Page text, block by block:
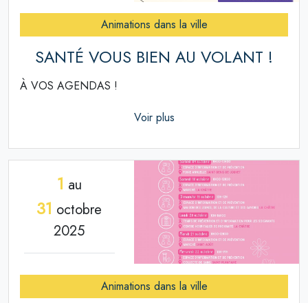
Animations dans la ville
SANTÉ VOUS BIEN AU VOLANT !
À VOS AGENDAS !
Voir plus
1 au
31 octobre
2025
Animations dans la ville